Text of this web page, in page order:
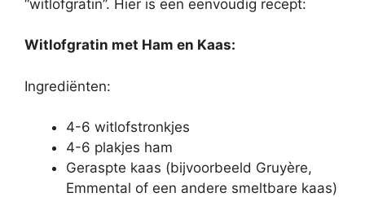
“witlofgratin”. Hier is een eenvoudig recept:
Witlofgratin met Ham en Kaas:
Ingrediënten:
4-6 witlofstronkjes
4-6 plakjes ham
Geraspte kaas (bijvoorbeeld Gruyère,
Emmental of een andere smeltbare kaas)